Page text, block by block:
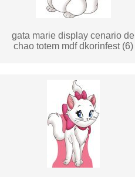
gata marie display cenario de
chao totem mdf dkorinfest (6)